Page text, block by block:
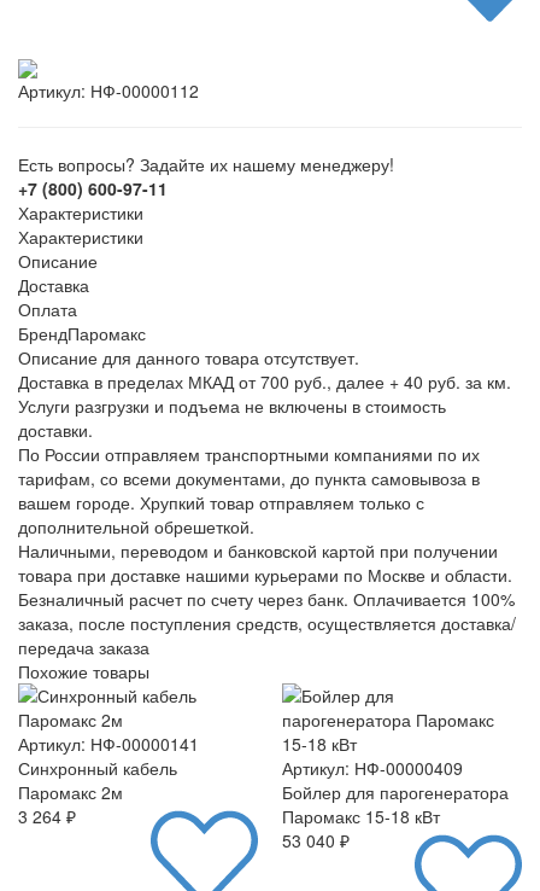
Артикул: НФ-00000112
Есть вопросы? Задайте их нашему менеджеру!
+7 (800) 600-97-11
Характеристики
Характеристики
Описание
Доставка
Оплата
БрендПаромакс
Описание для данного товара отсутствует.
Доставка в пределах МКАД от 700 руб., далее + 40 руб. за км.
Услуги разгрузки и подъема не включены в стоимость
доставки.
По России отправляем транспортными компаниями по их
тарифам, со всеми документами, до пункта самовывоза в
вашем городе. Хрупкий товар отправляем только с
дополнительной обрешеткой.
Наличными, переводом и банковской картой при получении
товара при доставке нашими курьерами по Москве и области.
Безналичный расчет по счету через банк. Оплачивается 100%
заказа, после поступления средств, осуществляется доставка/
передача заказа
Похожие товары
Артикул: НФ-00000141
Синхронный кабель
Паромакс 2м
3 264 ₽
Артикул: НФ-00000409
Бойлер для парогенератора
Паромакс 15-18 кВт
53 040 ₽